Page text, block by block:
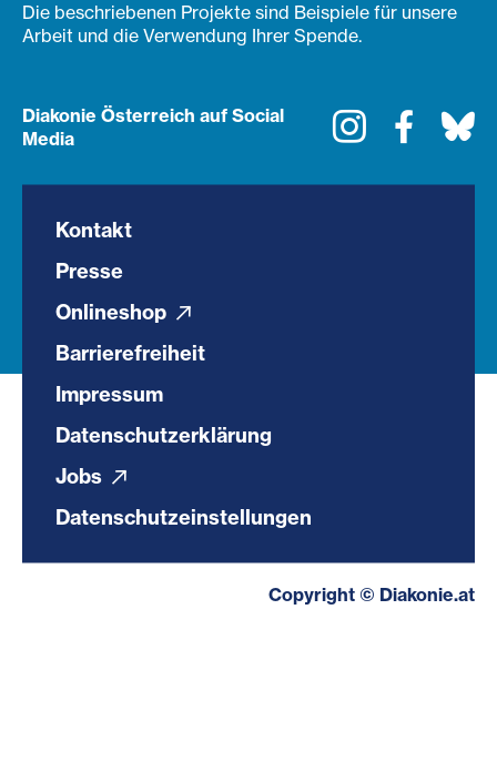
Die beschriebenen Projekte sind Beispiele für unsere
Arbeit und die Verwendung Ihrer Spende.
Diakonie Österreich auf Social
Media
Instagram
Kontakt
Presse
Onlineshop
Barrierefreiheit
Impressum
Datenschutzerklärung
Jobs
Datenschutzeinstellungen
Copyright © Diakonie.at